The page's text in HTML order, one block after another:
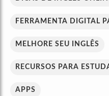
FERRAMENTA DIGITAL
MELHORE SEU INGLÊS
RECURSOS PARA
APPS